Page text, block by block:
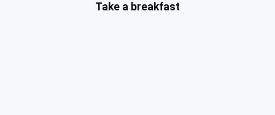
Take a breakfast